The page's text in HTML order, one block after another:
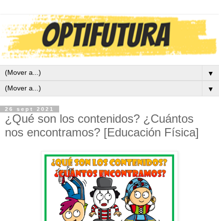
▼
▼
26 sept 2021
¿Qué son los contenidos? ¿Cuántos
nos encontramos? [Educación Física]